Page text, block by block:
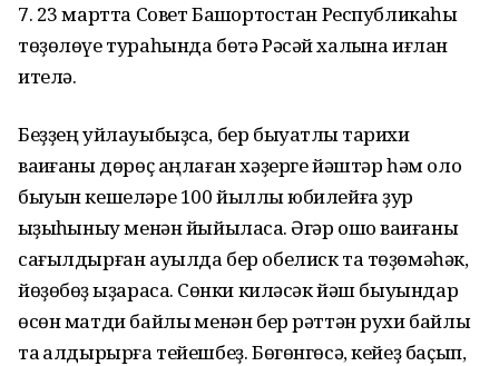
7. 23 мартта Совет Башҡортостан Республикаһы
төҙөлөүе тураһында бөтә Рәсәй халҡына иғлан
ителә.
Беҙҙең уйлауыбыҙса, бер быуатлыҡ тарихи
ваҡиғаны дөрөҫ аңлаған хәҙерге йәштәр һәм оло
быуын кешеләре 100 йыллыҡ юбилейға ҙур
ҡыҙыҡһыныу менән йыйыласаҡ. Әгәр ошо ваҡиғаны
сағылдырған ауылда бер обелиск та төҙөмәһәк,
йөҙөбөҙ ҡыҙарасаҡ. Сөнки киләсәк йәш быуындар
өсөн матди байлыҡ менән бер рәттән рухи байлыҡ
та ҡалдырырға тейешбеҙ. Бөгөнгөсә, кейеҙ баҫып,